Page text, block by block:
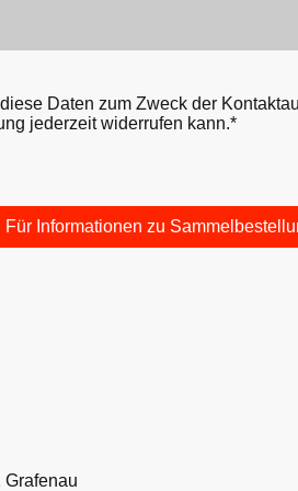
Daten zum Zweck der
jederzeit widerrufen kann.*
Für Informationen zu